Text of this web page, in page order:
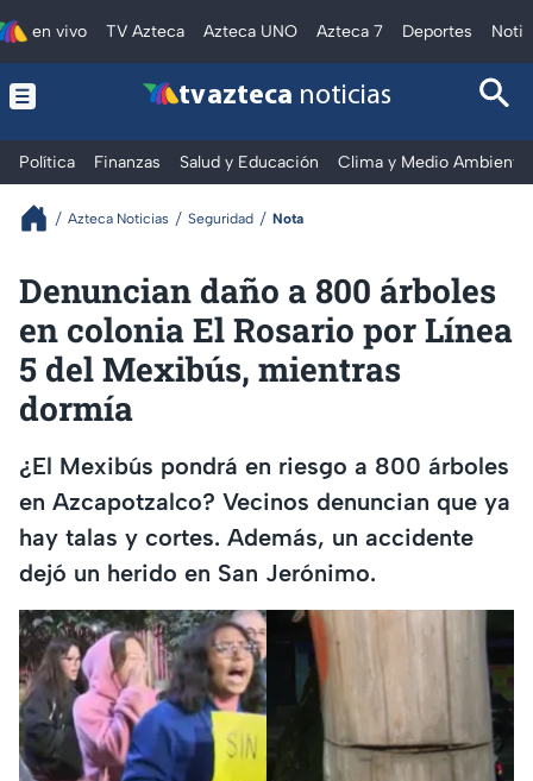
en vivo TV Azteca Azteca UNO Azteca 7 Deportes
tv azteca noticias
Política Finanzas Salud y Educación Clima y Medio Ambiente
Azteca Noticias Seguridad Nota
Denuncian daño a 800 árboles
en colonia El Rosario por Línea
5 del Mexibús, mientras
dormía
¿El Mexibús pondrá en riesgo a 800 árboles
en Azcapotzalco? Vecinos denuncian que ya
hay talas y cortes. Además, un accidente
dejó un herido en San Jerónimo.